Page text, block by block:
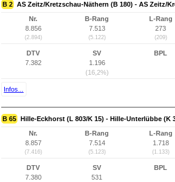
B 2 AS Zeitz/Kretzschau-Näthern (B 180) - AS Zeitz/
Nr.
8.856
(2.894)
B-Rang
7.513
(5.122)
L-Rang
273
(209)
DTV
7.382
SV
1.196
(16,2%)
BPL
Infos...
B 65 Hille-Eckhorst (L 803/K 15) - Hille-Unterlübbe (K
Nr.
8.857
(7.416)
B-Rang
7.514
(5.123)
L-Rang
1.718
(1.133)
DTV
7.380
SV
531
BPL